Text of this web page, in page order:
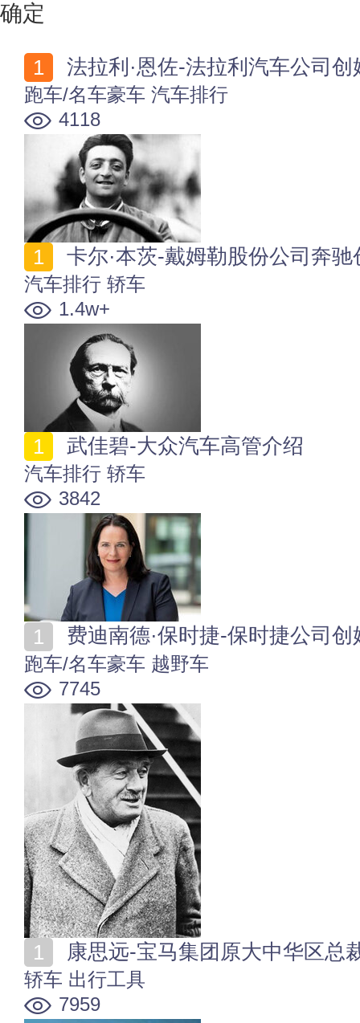
确定
法拉利·恩佐-法拉利汽车公司创
跑车/名车豪车 汽车排行
4118
卡尔·本茨-戴姆勒股份公司奔
汽车排行 轿车
1.4w+
武佳碧-大众汽车高管介绍
汽车排行 轿车
3842
费迪南德·保时捷-保时捷公司创
跑车/名车豪车 越野车
7745
康思远-宝马集团原大中华区总
轿车 出行工具
7959